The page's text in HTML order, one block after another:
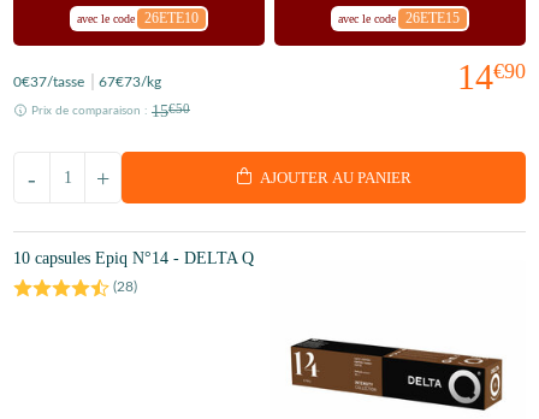
avec le code 26ETE10 avec le code 26ETE15
14€90
0€37/tasse 67€73/kg
Prix de comparaison : 15€50
+
- AJOUTER AU PANIER
10 capsules Epiq N°14 - DELTA Q
(28)